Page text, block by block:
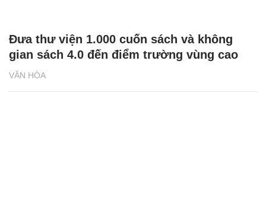
VĂN HÓA
Đưa thư viện 1.000 cuốn sách và không
gian sách 4.0 đến điểm trường vùng cao